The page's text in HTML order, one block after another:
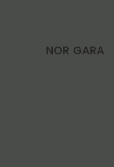
NOR GARA